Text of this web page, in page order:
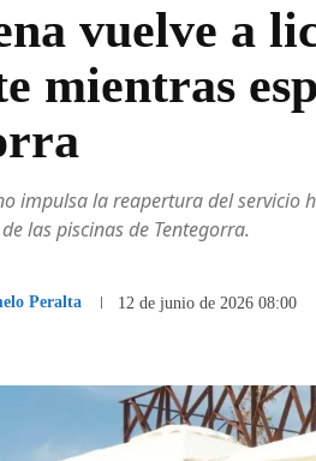
vuelve a
mientras
impulsa la reapertura del
las piscinas de Tentegorra.
Peralta 12 de junio de 2026 08:00